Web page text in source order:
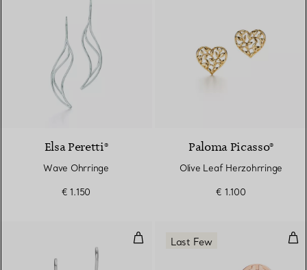
Elsa Peretti®
Wave Ohrringe
€ 1.150
Paloma Picasso®
Olive Leaf Herzohrringe
€ 1.100
Olive Leaf Ohrhänger
Last Few